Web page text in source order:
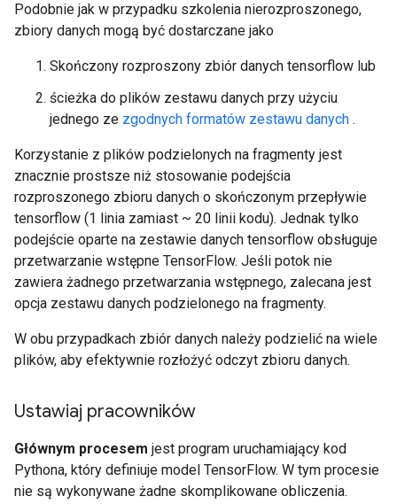
Podobnie jak w przypadku szkolenia nierozproszonego,
zbiory danych mogą być dostarczane jako
Skończony rozproszony zbiór danych tensorflow lub
ścieżka do plików zestawu danych przy użyciu
jednego ze zgodnych formatów zestawu danych .
Korzystanie z plików podzielonych na fragmenty jest
znacznie prostsze niż stosowanie podejścia
rozproszonego zbioru danych o skończonym przepływie
tensorflow (1 linia zamiast ~ 20 linii kodu). Jednak tylko
podejście oparte na zestawie danych tensorflow obsługuje
przetwarzanie wstępne TensorFlow. Jeśli potok nie
zawiera żadnego przetwarzania wstępnego, zalecana jest
opcja zestawu danych podzielonego na fragmenty.
W obu przypadkach zbiór danych należy podzielić na wiele
plików, aby efektywnie rozłożyć odczyt zbioru danych.
Ustawiaj pracowników
Głównym procesem jest program uruchamiający kod
Pythona, który definiuje model TensorFlow. W tym procesie
nie są wykonywane żadne skomplikowane obliczenia.